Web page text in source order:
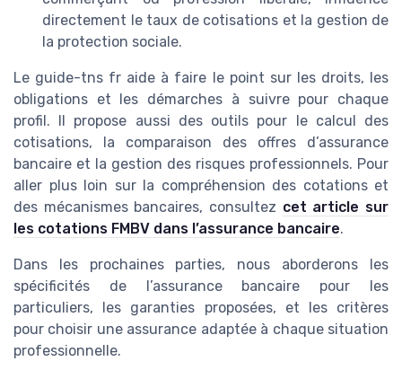
directement le taux de cotisations et la gestion de
la protection sociale.
Le guide-tns fr aide à faire le point sur les droits, les
obligations et les démarches à suivre pour chaque
profil. Il propose aussi des outils pour le calcul des
cotisations, la comparaison des offres d’assurance
bancaire et la gestion des risques professionnels. Pour
aller plus loin sur la compréhension des cotations et
des mécanismes bancaires, consultez cet article sur
les cotations FMBV dans l’assurance bancaire.
Dans les prochaines parties, nous aborderons les
spécificités de l’assurance bancaire pour les
particuliers, les garanties proposées, et les critères
pour choisir une assurance adaptée à chaque situation
professionnelle.